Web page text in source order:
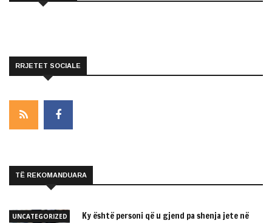
RRJETET SOCIALE
TË REKOMANDUARA
UNCATEGORIZED
Ky është personi që u gjend pa shenja jete në